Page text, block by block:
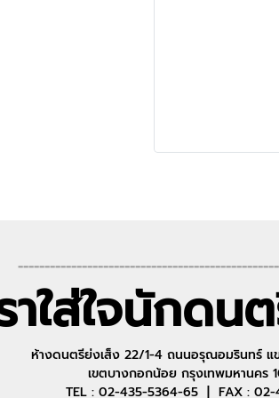
าใส่ใจนักด
ห้างดนตรีย่งเส็ง 22/1-4 ถนนอรุณอมรินทร์
เขตบางกอกน้อย กรุงเทพมหานคร
TEL : 02-435-5364-65 | FAX : 02-